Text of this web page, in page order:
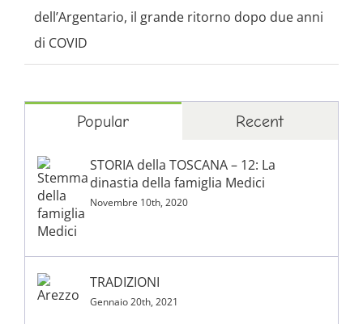
dell’Argentario, il grande ritorno dopo due anni
di COVID
Popular Recent
STORIA della TOSCANA – 12: La
dinastia della famiglia Medici
Novembre 10th, 2020
TRADIZIONI
Gennaio 20th, 2021